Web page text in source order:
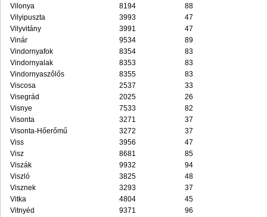
Vilonya
8194
88
Vilyipuszta
3993
47
Vilyvitány
3991
47
Vinár
9534
89
Vindornyafok
8354
83
Vindornyalak
8353
83
Vindornyaszőlős
8355
83
Viscosa
2537
33
Visegrád
2025
26
Visnye
7533
82
Visonta
3271
37
Visonta-Hőerőmű
3272
37
Viss
3956
47
Visz
8681
85
Viszák
9932
94
Viszló
3825
48
Visznek
3293
37
Vitka
4804
45
Vitnyéd
9371
96